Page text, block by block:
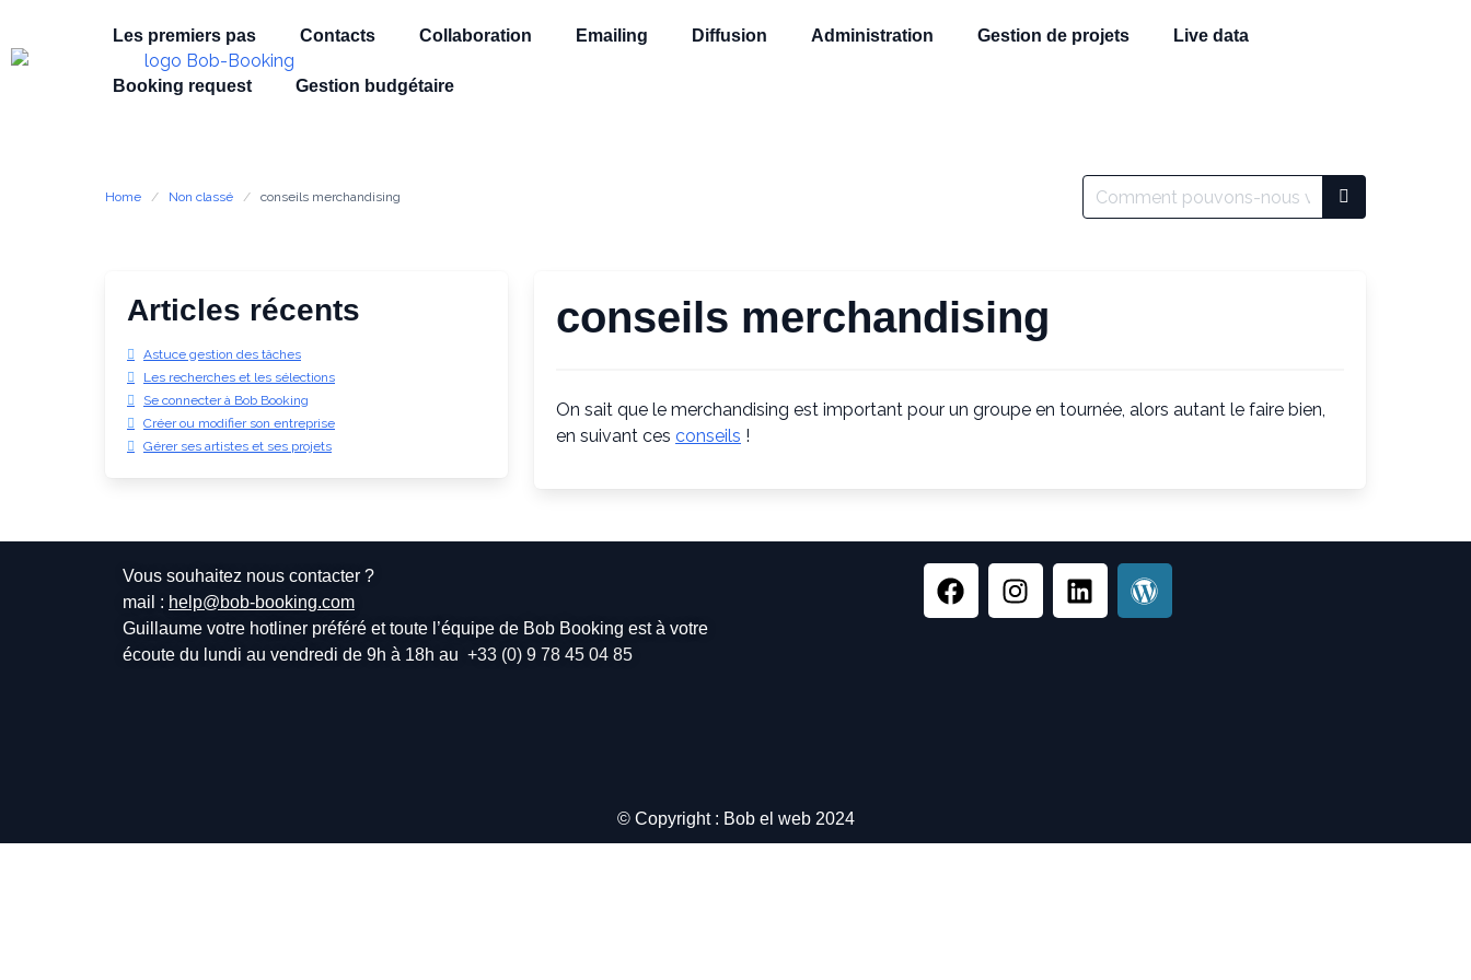
Les premiers pas Contacts Collaboration Emailing Diffusion Administration Gestion de projets Live data
Booking request Gestion budgétaire
Home Non classé conseils merchandising
Articles récents
Astuce gestion des tâches
Les recherches et les sélections
Se connecter à Bob Booking
Créer ou modifier son entreprise
Gérer ses artistes et ses projets
conseils merchandising
On sait que le merchandising est important pour un groupe en tournée, alors autant le faire bien,
en suivant cesconseils !
Vous souhaitez nous contacter ?
mail : help@bob-booking.com
Guillaume votre hotliner préféré et toute l’équipe de Bob Booking est à votre
écoute du lundi au vendredi de 9h à 18h au +33 (0) 9 78 45 04 85
© Copyright : Bob el web 2024